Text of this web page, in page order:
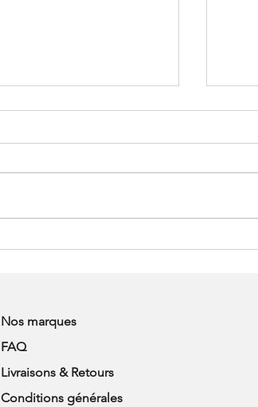
Nos marques
FAQ
Livraisons & Retours
Conditions générales